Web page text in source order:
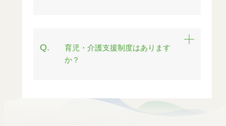
Q.
育児・介護支援制度はあります
か？